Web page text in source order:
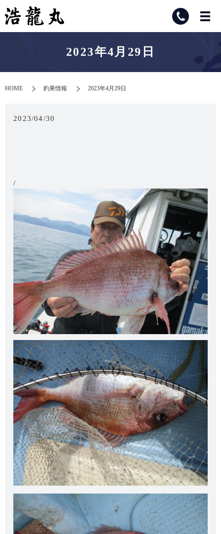
2023年4月29日
HOME 釣果情報 2023年4月29日
2023/04/30
/